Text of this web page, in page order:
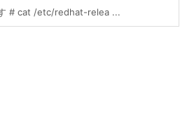
# cat /etc/redhat-relea ...